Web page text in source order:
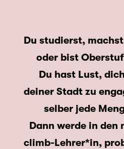
Du studierst,
oder bist
Du hast Lust,
deiner Stadt zu
selber jede
Dann werde in den
climb-Lehrer*in,